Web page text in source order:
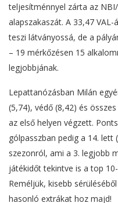
teljesítménnyel zárta az
alapszakaszát. A 33,47
teszi látványossá, de a
– 19 mérkőzésen 15
legjobbjának.
Lepattanózásban Milán
(5,74), védő (8,42) és
az első helyen végzett.
gólpasszban pedig a 14. lett
szezonról, ami a 3. legjobb
játékidőt tekintve is a top
Reméljük, kisebb
hasonló extrákat hoz majd!